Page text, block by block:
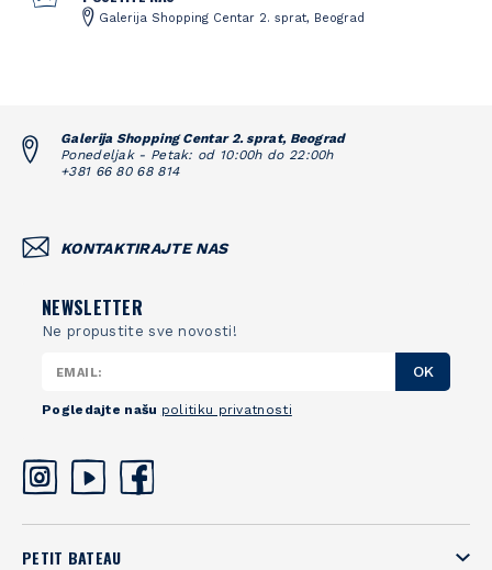
Galerija Shopping Centar 2. sprat, Beograd
Galerija Shopping Centar 2. sprat, Beograd
Ponedeljak - Petak: od 10:00h do 22:00h
+381 66 80 68 814
KONTAKTIRAJTE NAS
NEWSLETTER
Ne propustite sve novosti!
OK
Pogledajte našu politiku privatnosti
PETIT BATEAU